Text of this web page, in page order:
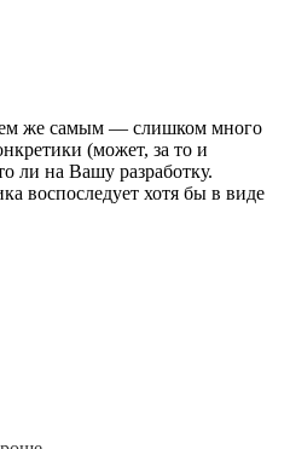
же самым — слишком много
(может, за то и
ли на Вашу разработку.
воспоследует хотя бы в виде